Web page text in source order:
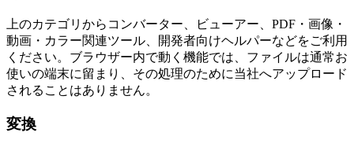
上のカテゴリからコンバーター、ビューアー、PDF・画像・
動画・カラー関連ツール、開発者向けヘルパーなどをご利用
ください。ブラウザー内で動く機能では、ファイルは通常お
使いの端末に留まり、その処理のために当社へアップロード
されることはありません。
変換